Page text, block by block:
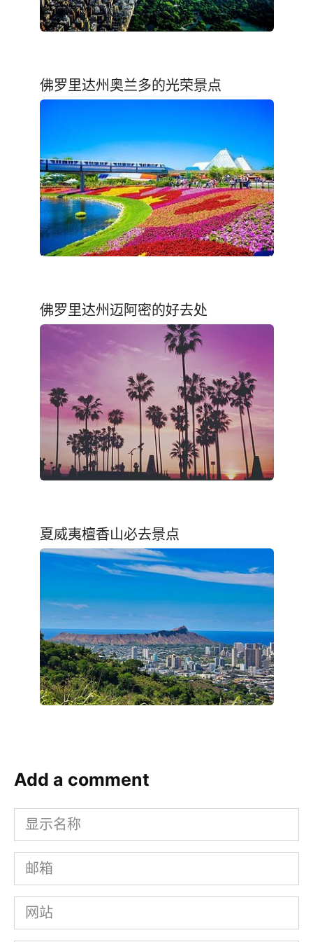
佛罗里达州奥兰多的光荣景点
佛罗里达州迈阿密的好去处
夏威夷檀香山必去景点
Add a comment
示
名
称
邮
箱
网
站